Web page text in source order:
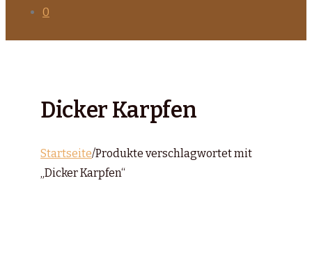
0
Dicker Karpfen
Startseite/Produkte verschlagwortet mit
„Dicker Karpfen“